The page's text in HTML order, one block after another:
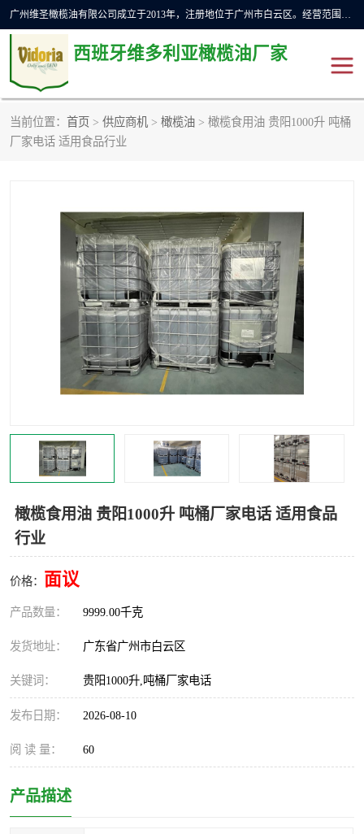
广州维圣橄榄油有限公司成立于2013年，注册地位于广州市白云区。经营范围包括饲料原料销售;畜牧渔业饲料销售;化妆品批发;贸易经纪;食品进出口等，主要产品有：橄榄果渣油，橄榄油，纯橄榄油等。
西班牙维多利亚橄榄油厂家
当前位置： 首页 > 供应商机 > 橄榄油 > 橄榄食用油 贵阳1000升 吨桶
厂家电话 适用食品行业
橄榄食用油 贵阳1000升 吨桶厂家电话 适用食品
行业
价格： 面议
产品数量： 9999.00千克
发货地址： 广东省广州市白云区
关键词： 贵阳1000升,吨桶厂家电话
发布日期： 2026-08-10
阅 读 量： 60
产品描述
橄榄油
橄榄果渣油 精炼橄榄油